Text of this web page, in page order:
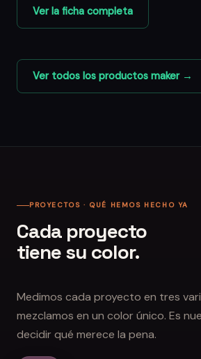
Ver la ficha completa
Ver todos los productos maker →
PROYECTOS · QUÉ HEMOS HECHO YA
Cada proyecto
tiene su color.
Medimos cada proyecto en tres
mezclamos en un color único. Es
decidir qué merece la pena.